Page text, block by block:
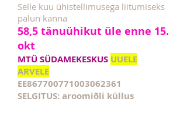
Selle kuu ühistellimusega liitumiseks
palun kanna
58,5 tänuühikut üle enne 15.
okt
MTÜ SÜDAMEKESKUS UUELE
ARVELE
EE867700771003062361
SELGITUS: aroomiõli küllus